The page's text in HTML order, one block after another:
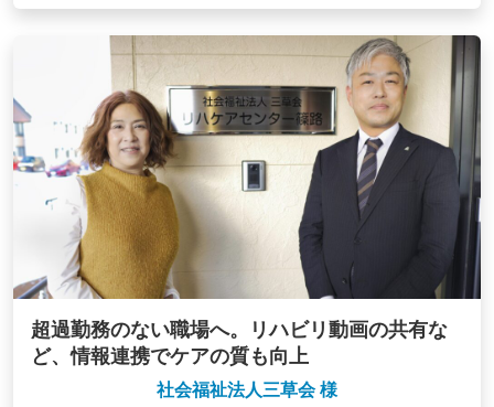
超過勤務のない職場へ。リハビリ動画の共有な
ど、情報連携でケアの質も向上
社会福祉法人三草会 様